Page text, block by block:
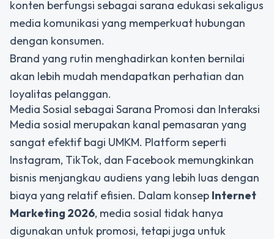
konten berfungsi sebagai sarana edukasi sekaligus
media komunikasi yang memperkuat hubungan
dengan konsumen.
Brand yang rutin menghadirkan konten bernilai
akan lebih mudah mendapatkan perhatian dan
loyalitas pelanggan.
Media Sosial sebagai Sarana Promosi dan Interaksi
Media sosial merupakan kanal pemasaran yang
sangat efektif bagi UMKM. Platform seperti
Instagram, TikTok, dan Facebook memungkinkan
bisnis menjangkau audiens yang lebih luas dengan
biaya yang relatif efisien. Dalam konsep Internet
Marketing 2026, media sosial tidak hanya
digunakan untuk promosi, tetapi juga untuk